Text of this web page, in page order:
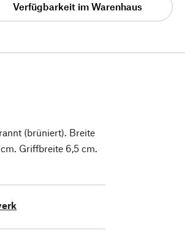
Verfügbarkeit im Warenhaus
(brüniert). Breite
Griffbreite 6,5 cm.